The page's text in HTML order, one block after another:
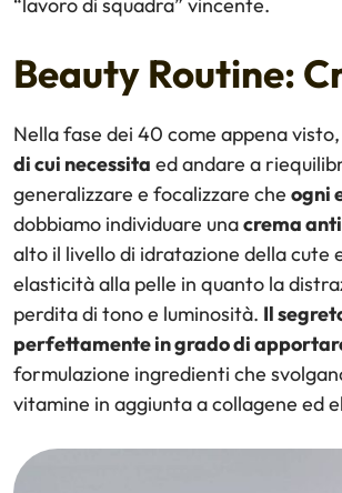
Beauty Routine:
Nella fase dei 40 come appena visto,
di cui necessita ed andare a
generalizzare e focalizzare che ogni
dobbiamo individuare unacrema
alto il livello di idratazione della cute
elasticità alla pelle in quanto la
perdita di tono e luminosità. Il
perfettamente in grado di
formulazione ingredienti che
vitamine in aggiunta a collagene ed